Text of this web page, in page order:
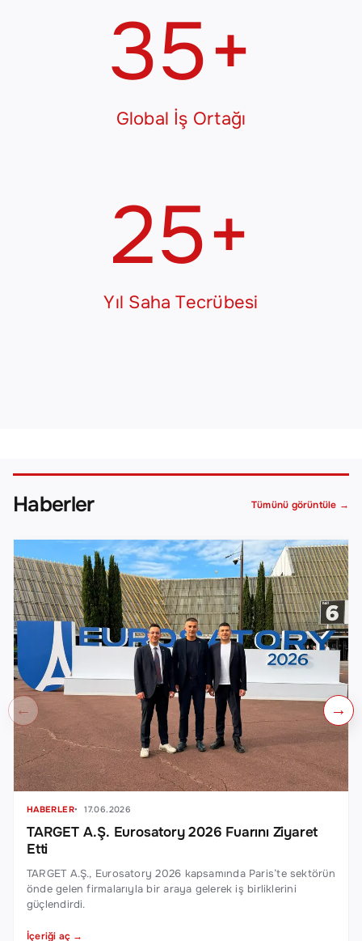
35+
Global İş Ortağı
25+
Yıl Saha Tecrübesi
Haberler Tümünü görüntüle →
←
HABERLER 17.06.2026
TARGET A.Ş. Eurosatory 2026 Fuarını Ziyaret
Etti
TARGET A.Ş., Eurosatory 2026 kapsamında Paris’te sektörün
önde gelen firmalarıyla bir araya gelerek iş birliklerini
güçlendirdi.
İçeriği aç →
→